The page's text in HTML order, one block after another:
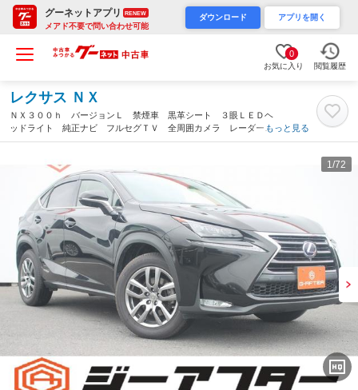
グーネットアプリ RENEW
メアド不要で問い合わせ可能
ダウンロード アプリを開く
0
お気に入り 閲覧履歴
レクサス ＮＸ
ＮＸ３００ｈ バージョンＬ 禁煙車 黒革シート ３眼ＬＥＤヘ
ッドライト 純正ナビ フルセグＴＶ 全周囲カメラ レーダーク
ルーズコントロール 温冷シート 衝突軽減ブレーキ 純正１８イ
もっと見る
1 /72